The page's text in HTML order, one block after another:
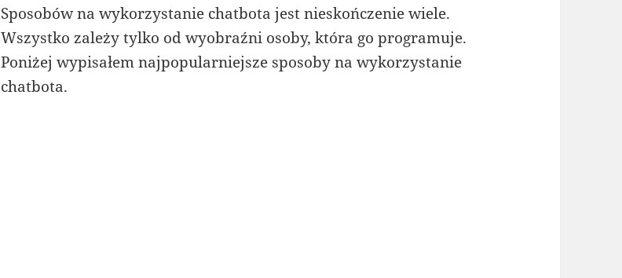
Sposobów na wykorzystanie chatbota jest nieskończenie wiele.
Wszystko zależy tylko od wyobraźni osoby, która go programuje.
Poniżej wypisałem najpopularniejsze sposoby na wykorzystanie
chatbota.